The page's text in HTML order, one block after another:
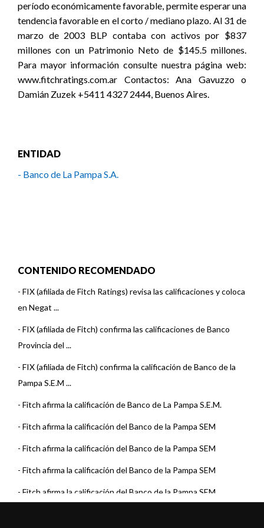
período económicamente favorable, permite esperar una
tendencia favorable en el corto / mediano plazo. Al 31 de
marzo de 2003 BLP contaba con activos por $837
millones con un Patrimonio Neto de $145.5 millones.
Para mayor información consulte nuestra página web:
www.fitchratings.com.ar Contactos: Ana Gavuzzo o
Damián Zuzek +5411 4327 2444, Buenos Aires.
ENTIDAD
- Banco de La Pampa S.A.
CONTENIDO RECOMENDADO
- FIX (afiliada de Fitch Ratings) revisa las calificaciones y coloca
en Negat ...
- FIX (afiliada de Fitch) confirma las calificaciones de Banco
Provincia del ...
- FIX (afiliada de Fitch) confirma la calificación de Banco de la
Pampa S.E.M ...
- Fitch afirma la calificación de Banco de La Pampa S.E.M.
- Fitch afirma la calificación del Banco de la Pampa SEM
- Fitch afirma la calificación del Banco de la Pampa SEM
- Fitch afirma la calificación del Banco de la Pampa SEM
- Fitch afirma la calificación del Banco de la Pampa SEM